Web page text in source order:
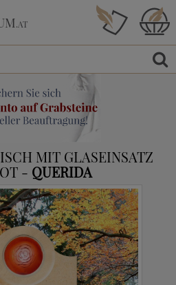
.AT
MIT GLASEINSATZ
- QUERIDA